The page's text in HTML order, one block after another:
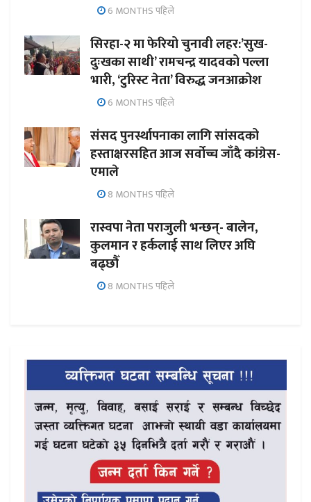
6 MONTHS पहिले
सिरहा-२ मा फेरियो चुनावी लहर:’सुख-
दुःखका साथी’ रामचन्द्र यादवको पल्ला
भारी, ‘टुरिस्ट नेता’ विरुद्ध जनआक्रोश
6 MONTHS पहिले
संसद पुनर्स्थापनाका लागि सांसदको
हस्ताक्षरसहित आज सर्वोच्च जाँदै कांग्रेस-
एमाले
8 MONTHS पहिले
रास्वपा नेता पराजुली भन्छन्- बालेन,
कुलमान र हर्कलाई साथ लिएर अघि
बढ्छौँ
8 MONTHS पहिले